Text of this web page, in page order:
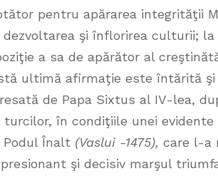
pentru apărarea integrităţii
şi înflorirea culturii; la
a sa de apărător al
ultimă afirmaţie este întărită
de Papa Sixtus al IV-lea,
în condiţiile unei
Înalt (Vaslui -1475), care l-a
şi decisiv marşul